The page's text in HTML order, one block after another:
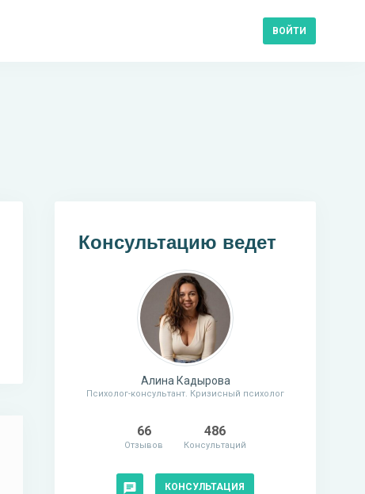
ВОЙТИ
Консультацию ведет
Алина Кадырова
Психолог-консультант. Кризисный психолог
66
Отзывов
486
Консультаций
КОНСУЛЬТАЦИЯ